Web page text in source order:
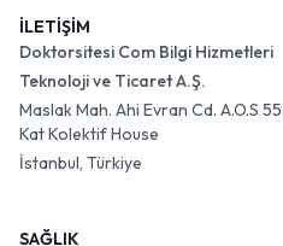
İLETİŞİM
Doktorsitesi Com Bilgi Hizmetleri
Teknoloji ve Ticaret A.Ş.
Maslak Mah. Ahi Evran Cd. A.O.S
Kat Kolektif House
İstanbul, Türkiye
SAĞLIK